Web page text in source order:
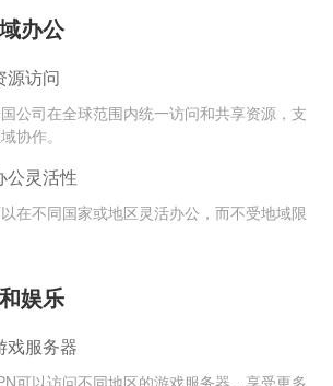
办公
源访问
公司在全球范围内统一访问和共享资源，支
协作。
公灵活性
在不同国家或地区灵活办公，而不受地域限
娱乐
戏服务器